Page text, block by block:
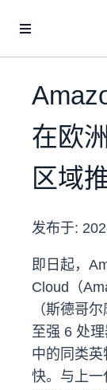
在欧
区域
发布于:
即日起，
Cloud（
（斯德哥
至强 6 处
中的同类
快。与上